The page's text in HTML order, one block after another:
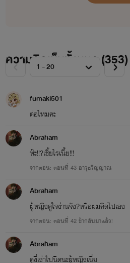
ความคิดเห็นทั้งหมด (353)
fumaki501
ต่อไหมคะ
Abraham
ห๊ะ!!?เชี้ยไรเนี้ย!!!
จากตอน: ตอนที่ 43 อาวุธวิญญาณ
Abraham
ผู้หญิง​ดูใจง่านจัง?​หรือผมคิดไปเอง
จากตอน: ตอนที่ 42 ข้ากลับมาแล้ว!
Abraham
ดูงี่เง่าไปนิดนะผู้หญิงเนี่ย​